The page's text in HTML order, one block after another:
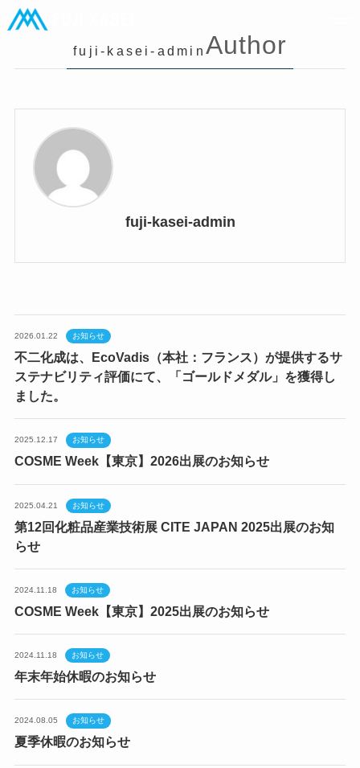
fuji-kasei-admin Author
fuji-kasei-admin
2026.01.22 お知らせ
不二化成は、EcoVadis（本社：フランス）が提供するサ
ステナビリティ評価にて、「ゴールドメダル」を獲得し
ました。
2025.12.17 お知らせ
COSME Week【東京】2026出展のお知らせ
2025.04.21 お知らせ
第12回化粧品産業技術展 CITE JAPAN 2025出展のお知
らせ
2024.11.18 お知らせ
COSME Week【東京】2025出展のお知らせ
2024.11.18 お知らせ
年末年始休暇のお知らせ
2024.08.05 お知らせ
夏季休暇のお知らせ